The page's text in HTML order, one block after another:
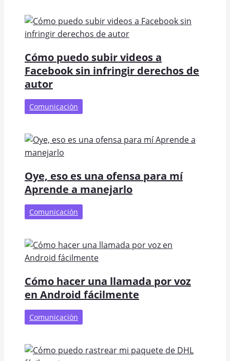
Cómo puedo subir videos a
Facebook sin infringir derechos de
autor
Comunicación
Oye, eso es una ofensa para mí
Aprende a manejarlo
Comunicación
Cómo hacer una llamada por voz
en Android fácilmente
Comunicación